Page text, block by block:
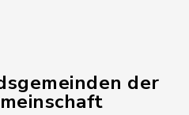
der